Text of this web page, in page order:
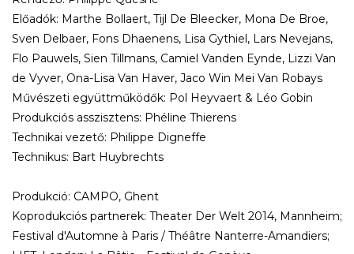
Előadók: Marthe Bollaert, Tijl De Bleecker, Mona De Broe,
Sven Delbaer, Fons Dhaenens, Lisa Gythiel, Lars Nevejans,
Flo Pauwels, Sien Tillmans, Camiel Vanden Eynde, Lizzi Van
de Vyver, Ona-Lisa Van Haver, Jaco Win Mei Van Robays
Művészeti együttműködők: Pol Heyvaert & Léo Gobin
Produkciós asszisztens: Phéline Thierens
Technikai vezető: Philippe Digneffe
Technikus: Bart Huybrechts
Produkció: CAMPO, Ghent
Koprodukciós partnerek: Theater Der Welt 2014, Mannheim;
Festival d'Automne à Paris / Théâtre Nanterre-Amandiers;